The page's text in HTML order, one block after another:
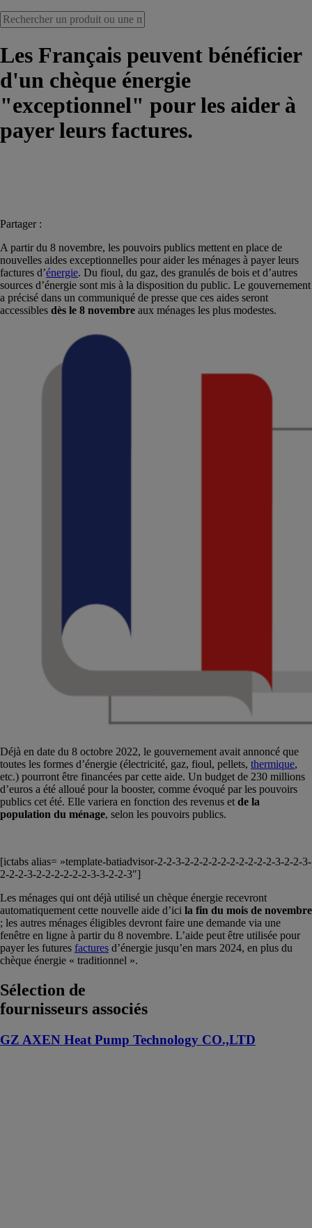
Les Français peuvent bénéficier
d'un chèque énergie
"exceptionnel" pour les aider à
payer leurs factures.
Partager :
A partir du 8 novembre, les pouvoirs publics mettent en place de
nouvelles aides exceptionnelles pour aider les ménages à payer leurs
factures d’énergie. Du fioul, du gaz, des granulés de bois et d’autres
sources d’énergie sont mis à la disposition du public. Le gouvernement
a précisé dans un communiqué de presse que ces aides seront
accessibles dès le 8 novembre aux ménages les plus modestes.
Déjà en date du 8 octobre 2022, le gouvernement avait annoncé que
toutes les formes d’énergie (électricité, gaz, fioul, pellets, thermique,
etc.) pourront être financées par cette aide. Un budget de 230 millions
d’euros a été alloué pour la booster, comme évoqué par les pouvoirs
publics cet été. Elle variera en fonction des revenus et de la
population du ménage, selon les pouvoirs publics.
[ictabs alias= »template-batiadvisor-2-2-3-2-2-2-2-2-2-2-2-2-2-3-2-2-3-
2-2-2-3-2-2-2-2-2-2-3-3-2-2-3″]
Les ménages qui ont déjà utilisé un chèque énergie recevront
automatiquement cette nouvelle aide d’ici la fin du mois de novembre
; les autres ménages éligibles devront faire une demande via une
fenêtre en ligne à partir du 8 novembre. L’aide peut être utilisée pour
payer les futures factures d’énergie jusqu’en mars 2024, en plus du
chèque énergie « traditionnel ».
Sélection de
fournisseurs associés
GZ AXEN Heat Pump Technology CO.,LTD